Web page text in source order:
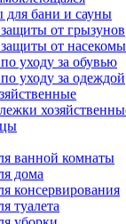
для бани и сауны
от грызунов
от
уходу за обувью
уходу за одеждой
ванной комнаты
дома
консервирования
туалета